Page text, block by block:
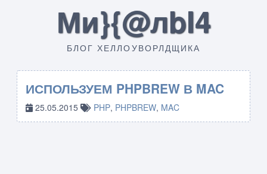
Ми}{@лbI4
БЛОГ ХЕЛЛОУВОРЛДЩИКА
ИСПОЛЬЗУЕМ PHPBREW В MAC
25.05.2015 PHP, PHPBREW, MAC